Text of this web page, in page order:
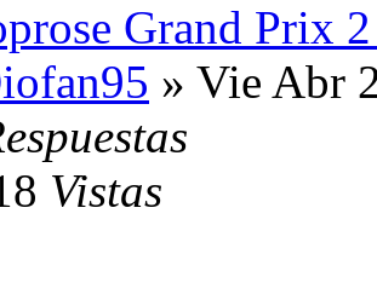
Grand Prix
» Vie Abr
Vistas